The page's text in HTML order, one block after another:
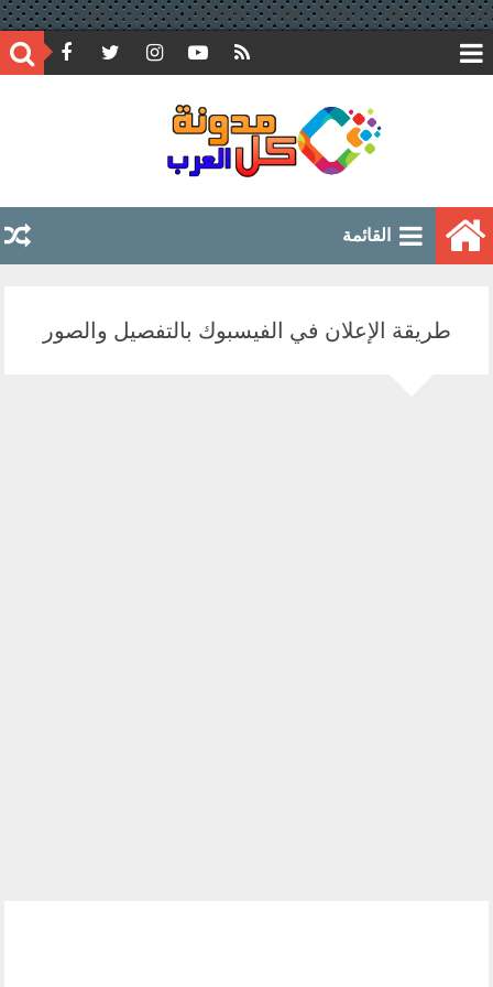
google.com, pub-6597891051776804, DIRECT, f08c47fec0942fa0
القائمة
طريقة الإعلان في الفيسبوك بالتفصيل والصور